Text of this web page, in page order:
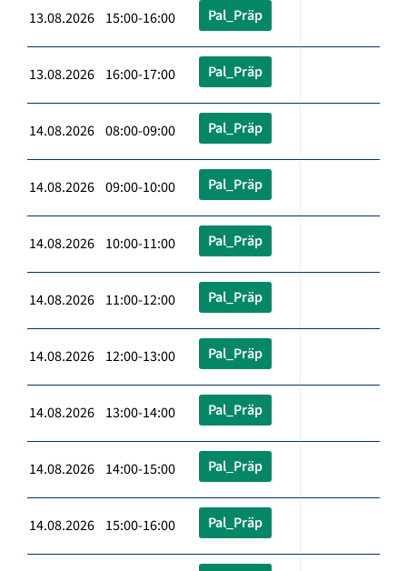
13.08.2026 15:00-16:00 Pal_Präp
13.08.2026 16:00-17:00 Pal_Präp
14.08.2026 08:00-09:00 Pal_Präp
14.08.2026 09:00-10:00 Pal_Präp
14.08.2026 10:00-11:00 Pal_Präp
14.08.2026 11:00-12:00 Pal_Präp
14.08.2026 12:00-13:00 Pal_Präp
14.08.2026 13:00-14:00 Pal_Präp
14.08.2026 14:00-15:00 Pal_Präp
14.08.2026 15:00-16:00 Pal_Präp